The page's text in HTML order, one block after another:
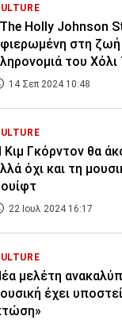
Holly Johnson
στη ζωή
του
14 Σεπ 2024 10:48
Κιμ Γκόρντον θα
όχι και τη
22 Ιουλ 2024 16:17
μελέτη
έχει